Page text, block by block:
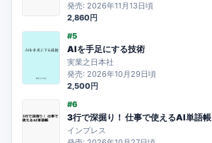
発売: 2026年11月13日頃
2,860円
#5
AIを手足にする技術
実業之日本社
発売: 2026年10月29日頃
2,500円
#6
3行で深掘り！ 仕事で使えるAI単語帳
インプレス